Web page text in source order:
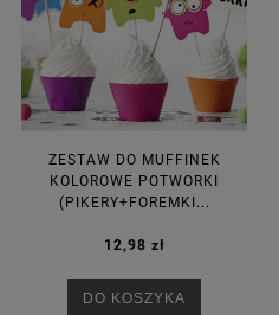
ZESTAW DO MUFFINEK
KOLOROWE POTWORKI
(PIKERY+FOREMKI...
12,98 zł
DO KOSZYKA